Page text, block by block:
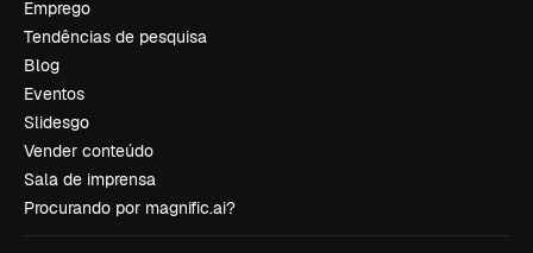
Emprego
Tendências de pesquisa
Blog
Eventos
Slidesgo
Vender conteúdo
Sala de imprensa
Procurando por magnific.ai?